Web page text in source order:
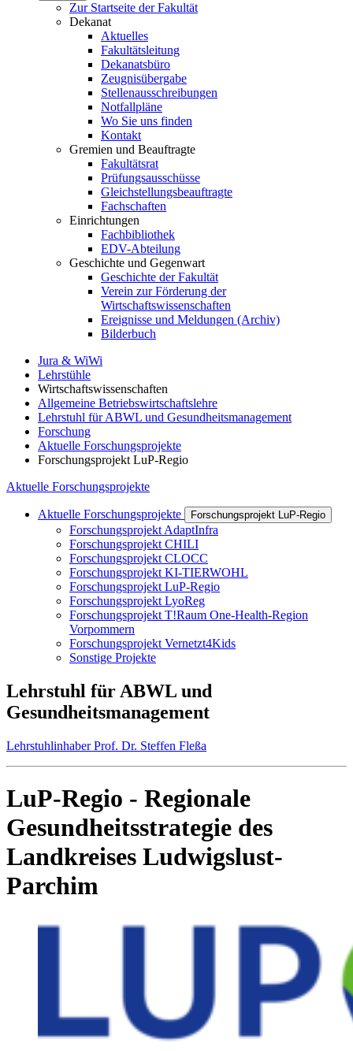
Zur Startseite der Fakultät
Dekanat
Aktuelles
Fakultätsleitung
Dekanatsbüro
Zeugnisübergabe
Stellenausschreibungen
Notfallpläne
Wo Sie uns finden
Kontakt
Gremien und Beauftragte
Fakultätsrat
Prüfungsausschüsse
Gleichstellungsbeauftragte
Fachschaften
Einrichtungen
Fachbibliothek
EDV-Abteilung
Geschichte und Gegenwart
Geschichte der Fakultät
Verein zur Förderung der
Wirtschaftswissenschaften
Ereignisse und Meldungen (Archiv)
Bilderbuch
Jura & WiWi
Lehrstühle
Wirtschaftswissenschaften
Allgemeine Betriebswirtschaftslehre
Lehrstuhl für ABWL und Gesundheitsmanagement
Forschung
Aktuelle Forschungsprojekte
Forschungsprojekt LuP-Regio
Aktuelle Forschungsprojekte
Aktuelle Forschungsprojekte Forschungsprojekt LuP-Regio
Forschungsprojekt AdaptInfra
Forschungsprojekt CHILI
Forschungsprojekt CLOCC
Forschungsprojekt KI-TIERWOHL
Forschungsprojekt LuP-Regio
Forschungsprojekt LyoReg
Forschungsprojekt T!Raum One-Health-Region
Vorpommern
Forschungsprojekt Vernetzt4Kids
Sonstige Projekte
Lehrstuhl für ABWL und
Gesundheitsmanagement
Lehrstuhlinhaber Prof. Dr. Steffen Fleßa
LuP-Regio - Regionale
Gesundheitsstrategie des
Landkreises Ludwigslust-
Parchim